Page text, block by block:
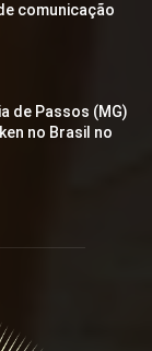
comunicação
de Passos (MG)
no Brasil no